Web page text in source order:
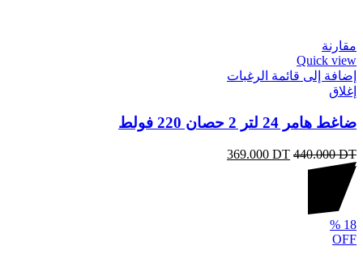
مقارنة
Quick view
إضافة إلى قائمة الرغبات
إغلاق
ضاغط هامر 24 لتر 2 حصان 220 فولط
440.000DT
369.000 DT
18
%
OFF